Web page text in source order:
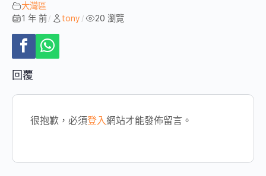
大灣區
1 年 前 / tony / 20 瀏覽
回覆
很抱歉，必須登入網站才能發佈留言。